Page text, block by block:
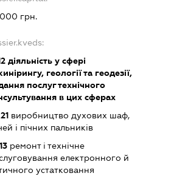
грн.
діяльність у сфері
геології та геодезії,
послуг технічного
в цих сферах
виробництво духових шаф,
і пічних пальників
ремонт і технічне
електронного й
устатковання